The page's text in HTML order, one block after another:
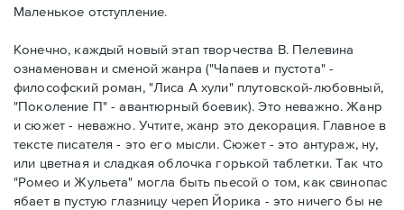
Маленькое отступление.
Конечно, каждый новый этап творчества В. Пелевина
ознаменован и сменой жанра ("Чапаев и пустота" -
философский роман, "Лиса А хули" плутовской-любовный,
"Поколение П" - авантюрный боевик). Это неважно. Жанр
и сюжет - неважно. Учтите, жанр это декорация. Главное в
тексте писателя - это его мысли. Сюжет - это антураж, ну,
или цветная и сладкая облочка горькой таблетки. Так что
"Ромео и Жульета" могла быть пьесой о том, как свинопас
ябает в пустую глазницу череп Йорика - это ничего бы не